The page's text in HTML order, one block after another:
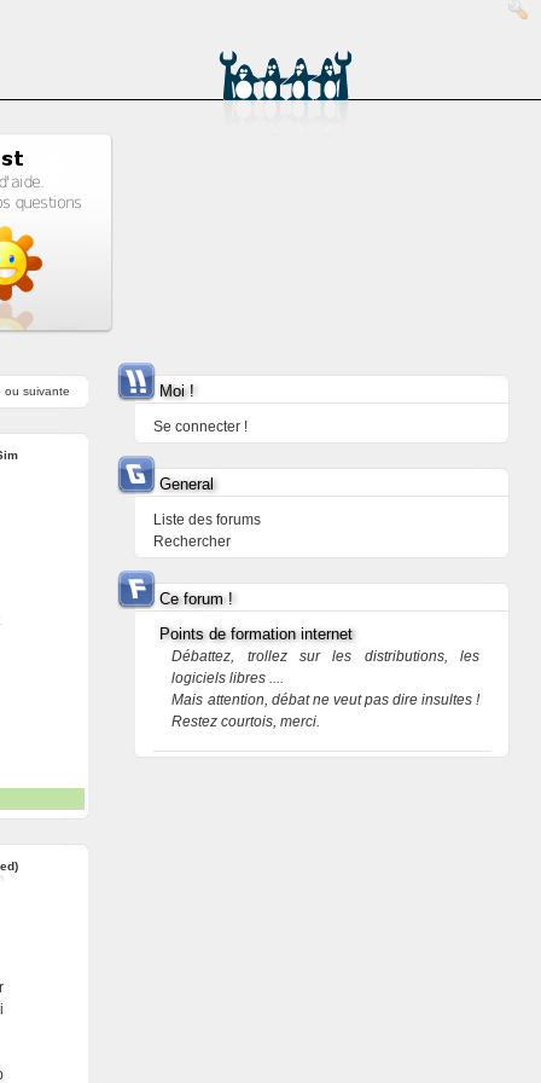
ou suivante Moi !
Se connecter !
General
Liste des forums
Rechercher
Ce forum !
Points de formation internet
Débattez, trollez sur les distributions, les
logiciels libres ....
Mais attention, débat ne veut pas dire insultes !
Restez courtois, merci.